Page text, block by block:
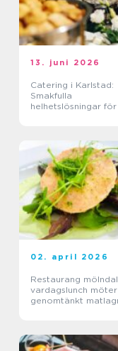
13. juni 2026
Catering i Karlstad:
Smakfulla
helhetslösningar
02. april 2026
Restaurang mölndal när
vardagslunch möter
genomtänkt